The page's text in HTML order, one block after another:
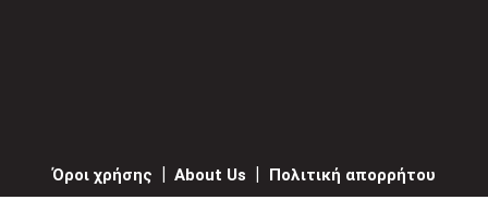
Όροι χρήσης About Us Πολιτική απορρήτου